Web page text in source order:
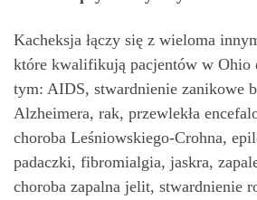
Kacheksja łączy się z wieloma
które kwalifikują pacjentów w Ohio
tym: AIDS, stwardnienie zanikowe
Alzheimera, rak, przewlekła
choroba Leśniowskiego-Crohna,
padaczki, fibromialgia, jaskra,
choroba zapalna jelit, stwardnienie